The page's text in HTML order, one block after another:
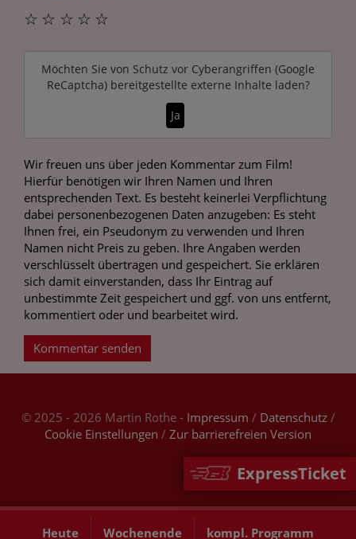
Heute Wochenende kompl. Programm
ExpressTicket
☆
☆
☆
☆
☆
Möchten Sie von Schutz vor Cyberangriffen (Google
ReCaptcha)bereitgestellte externe Inhalte laden?
Ja
Wir freuen uns über jeden Kommentar zum Film!
Hierfür benötigen wir Ihren Namen und Ihren
entsprechenden Text. Es besteht keinerlei Verpflichtung
dabei personenbezogenen Daten anzugeben: Es steht
Ihnen frei, ein Pseudonym zu verwenden und Ihren
Namen nicht Preis zu geben. Ihre Angaben werden
verschlüsselt übertragen und gespeichert. Sie erklären
sich damit einverstanden, dass Ihr Eintrag auf
unbestimmte Zeit gespeichert und ggf. von uns entfernt,
kommentiert oder und bearbeitet wird.
Kommentar senden
© 2025 - 2026 Martin Rothe - Impressum / Datenschutz/
Cookie Einstellungen / Zur barrierefreien Version